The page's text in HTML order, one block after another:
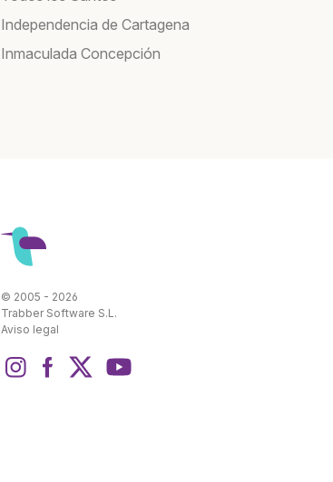
Independencia de Cartagena
Inmaculada Concepción
© 2005 - 2026
Trabber Software S.L.
Aviso legal